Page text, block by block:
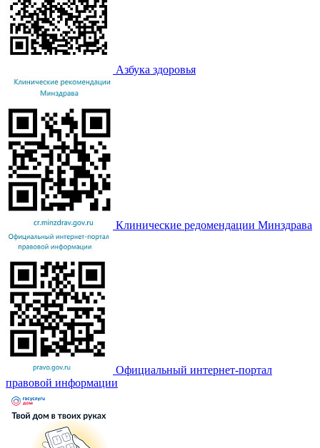
Азбука здоровья
Клинические редомендации Минздрава
Официальный интернет-портал
правовой информации